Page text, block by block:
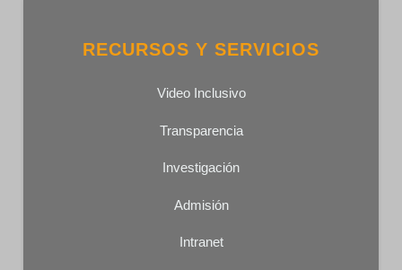
RECURSOS Y SERVICIOS
Video Inclusivo
Transparencia
Investigación
Admisión
Intranet